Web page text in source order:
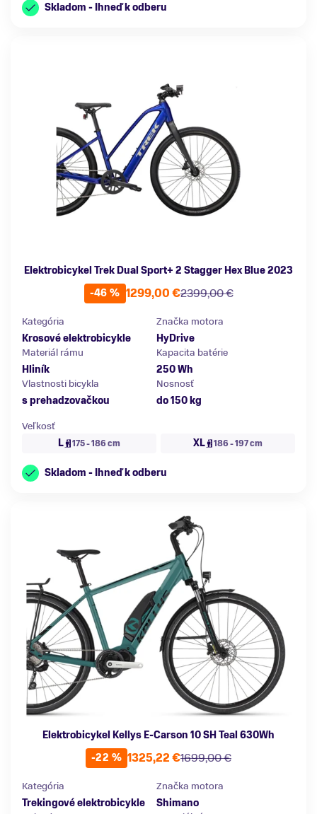
Skladom - Ihneď k odberu
Elektrobicykel Trek Dual Sport+ 2 Stagger Hex Blue 2023
-46 %
2399,00 €
1299,00 €
Kategória
Krosové elektrobicykle
Značka motora
HyDrive
Materiál rámu
Hliník
Kapacita batérie
250 Wh
Vlastnosti bicykla
s prehadzovačkou
Nosnosť
do 150 kg
Veľkosť
L
175 - 186 cm XL 186 - 197 cm
Skladom - Ihneď k odberu
Elektrobicykel Kellys E-Carson 10 SH Teal 630Wh
-22 %
1699,00 €
1325,22 €
Kategória
Trekingové elektrobicykle
Značka motora
Shimano